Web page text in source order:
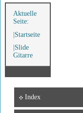
Aktuelle
Seite:
Startseite
Slide
Gitarre
Index